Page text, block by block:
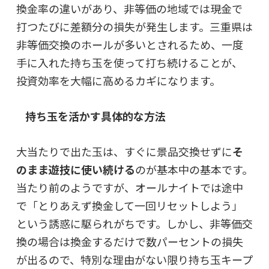
換金率の違いがあり、非等価の地域では現金で
打つたびに差額分の損失が発生します。三重県は
非等価交換のホールが多いとされるため、一度
手に入れた持ち玉を使って打ち続けることが、
投資効率を大幅に高めるカギになります。
持ち玉を活かす具体的な方法
大当たりで出た玉は、すぐに景品交換せずにそ
のまま遊技に使い続けるのが基本中の基本です。
当たり前のようですが、オールナイトでは途中
で「とりあえず換金して一回リセットしよう」
という誘惑に駆られがちです。しかし、非等価交
換の場合は換金するだけで数パーセントの損失
が出るので、特別な理由がない限り持ち玉キープ